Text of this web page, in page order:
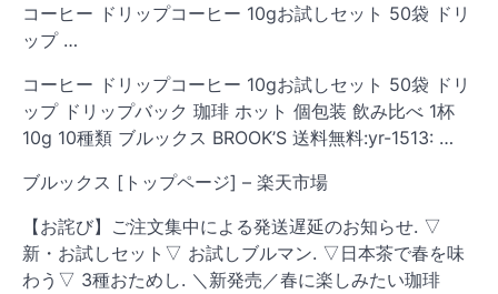
コーヒー ドリップコーヒー 10gお試しセット 50袋 ドリ
ップ …
コーヒー ドリップコーヒー 10gお試しセット 50袋 ドリ
ップ ドリップバック 珈琲 ホット 個包装 飲み比べ 1杯
10g 10種類 ブルックス BROOK’S 送料無料:yr-1513: …
ブルックス [トップページ] – 楽天市場
【お詫び】ご注文集中による発送遅延のお知らせ. ▽
新・お試しセット▽ お試しブルマン. ▽日本茶で春を味
わう▽ 3種おためし. ＼新発売／春に楽しみたい珈琲